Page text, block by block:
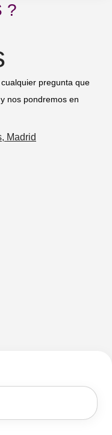
?
pregunta que
nos pondremos en
Madrid